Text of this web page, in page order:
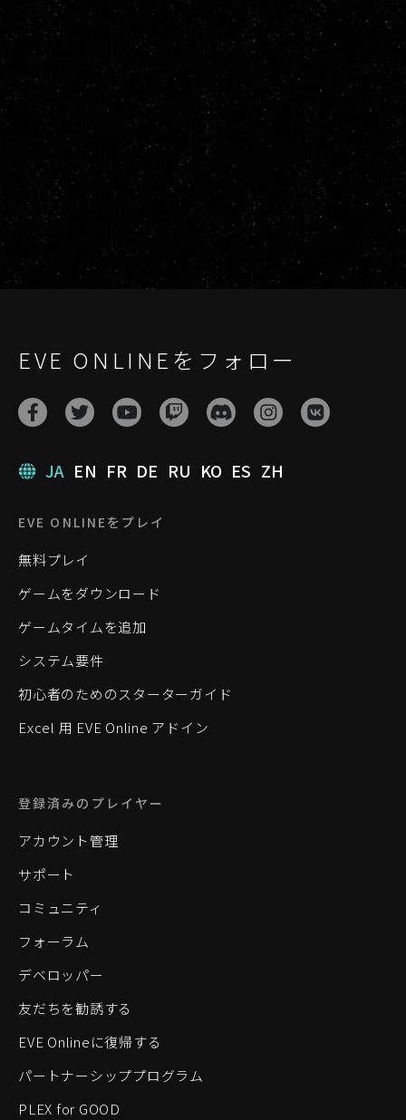
EVE ONLINEをフォロー
JA EN FR DE RU KO ES ZH
EVE ONLINEをプレイ
無料プレイ
ゲームをダウンロード
ゲームタイムを追加
システム要件
初心者のためのスターターガイド
Excel 用 EVE Online アドイン
登録済みのプレイヤー
アカウント管理
サポート
コミュニティ
フォーラム
デベロッパー
友だちを勧誘する
EVE Onlineに復帰する
パートナーシッププログラム
PLEX for GOOD